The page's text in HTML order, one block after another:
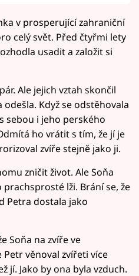
v prosperující zahraniční
celý svět. Před čtyřmi lety
usadit a založit si
Ale jejich vztah skončil
Když se odstěhovala
sebou i jeho perského
ho vrátit s tím, že jí je
zvíře stejně jako ji.
zničit život. Ale Soňa
lži. Brání se, že
Petra dostala jako
Soňa na zvíře ve
Petr věnoval zvířeti více
jí. Jako by ona byla vzduch.